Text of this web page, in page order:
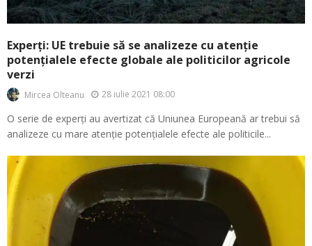
Experți: UE trebuie să se analizeze cu atenție
potențialele efecte globale ale politicilor agricole
verzi
Mircea Olteanu 28 iulie 2021 08:00
O serie de experți au avertizat că Uniunea Europeană ar trebui să
analizeze cu mare atenție potențialele efecte ale politicile...